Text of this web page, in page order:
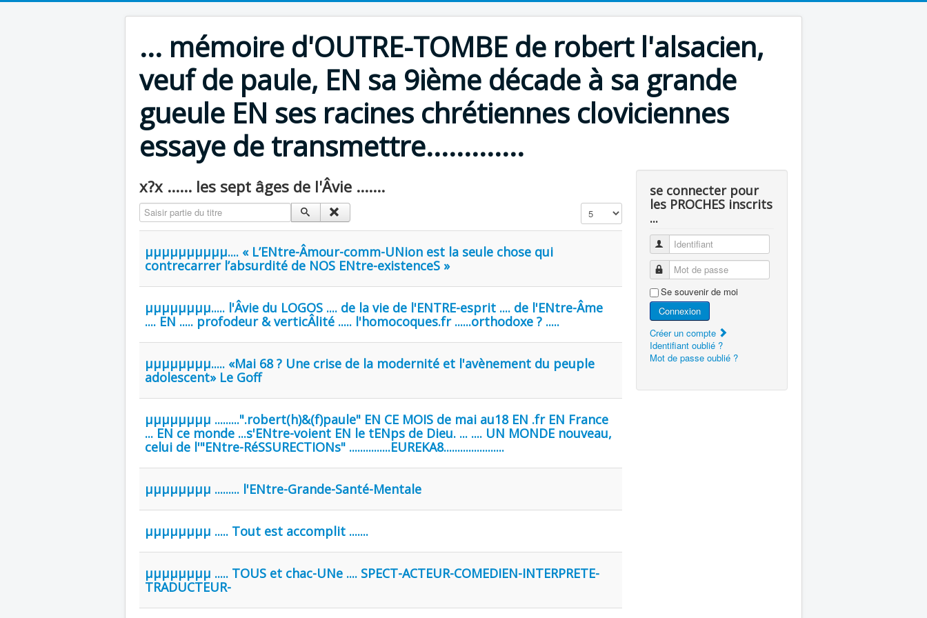
... mémoire d'OUTRE-TOMBE de robert l'alsacien,
veuf de paule, EN sa 9ième décade à sa grande
gueule EN ses racines chrétiennes cloviciennes
essaye de transmettre.............
x?x ...... les sept âges de l'Âvie .......
Saisir partie du titre Affichage #
µµµµµµµµµµ.... « L’ENtre-Âmour-comm-UNion est la seule chose qui
contrecarrer l’absurdité de NOS ENtre-existenceS »
µµµµµµµµ..... l'Âvie du LOGOS .... de la vie de l'ENTRE-esprit .... de l'ENtre-Âme
.... EN ..... profodeur & verticÂlité ..... l'homocoques.fr ......orthodoxe ? .....
µµµµµµµµ..... «Mai 68 ? Une crise de la modernité et l'avènement du peuple
adolescent» Le Goff
µµµµµµµµ .........".robert(h)&(f)paule" EN CE MOIS de mai au18 EN .fr EN France
... EN ce monde ...s'ENtre-voient EN le tENps de Dieu. ... .... UN MONDE nouveau,
celui de l'"ENtre-RéSSURECTIONs" ...............EUREKA8......................
µµµµµµµµ ......... l'ENtre-Grande-Santé-Mentale
µµµµµµµµ ..... Tout est accomplit .......
µµµµµµµµ ..... TOUS et chac-UNe .... SPECT-ACTEUR-COMEDIEN-INTERPRETE-
TRADUCTEUR-
se connecter pour
les PROCHES inscrits
...
Identifiant
Mot de passe
Se souvenir de moi
Connexion
Créer un compte
Identifiant oublié ?
Mot de passe oublié ?